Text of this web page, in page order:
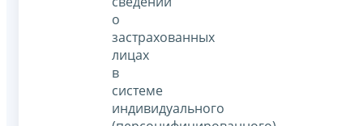
о
застрахованных
лицах
в
системе
индивидуального